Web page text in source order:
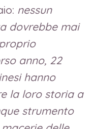
nessun
dovrebbe mai
anno, 22
hanno
la loro storia a
strumento